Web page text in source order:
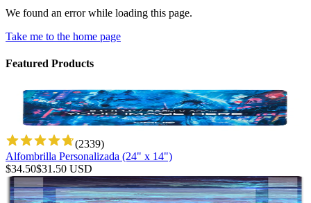
We found an error while loading this page.
Take me to the home page
Featured Products
(2339)
Alfombrilla Personalizada (24" x 14")
$34.50$31.50 USD